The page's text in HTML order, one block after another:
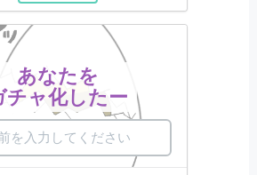
あなたを
チャ化したー